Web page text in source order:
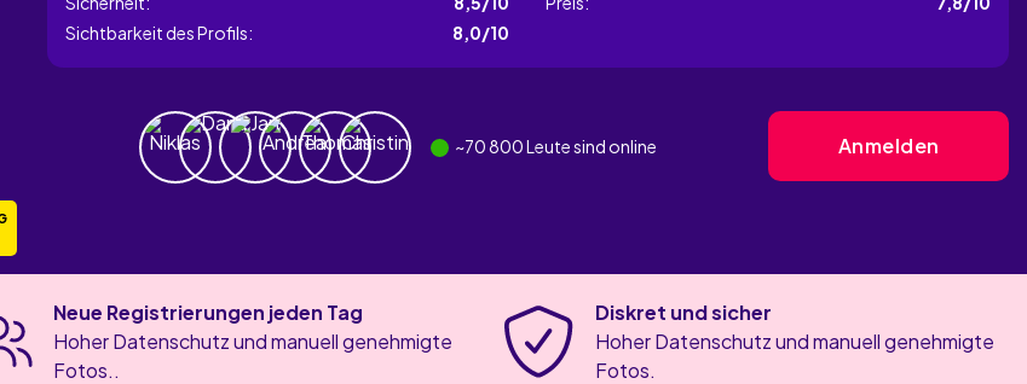
Sichtbarkeit des Profils:
8,0/10
~70 800Leute sind online Anmelden
Neue Registrierungen jeden Tag
Hoher Datenschutz und manuell genehmigte
Fotos..
Diskret und sicher
Hoher Datenschutz und manuell genehmigte
Fotos.